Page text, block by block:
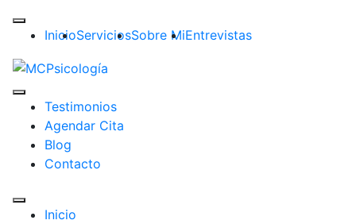
InicioServiciosSobre MiEntrevistas
Testimonios
Agendar Cita
Blog
Contacto
Inicio